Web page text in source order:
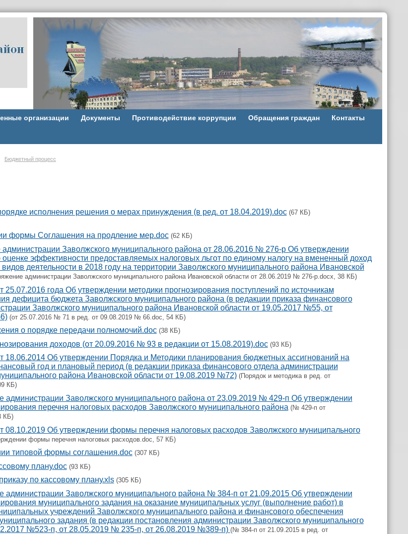
организации Документы Противодействие коррупции Обращения граждан Контакты
Бюджетный процесс
исполнения решения о мерах принуждения (в ред. от 18.04.2019).doc (67 КБ)
формы Соглашения на продление мер.doc (62 КБ)
Заволжского муниципального района от 28.06.2016 № 276-р Об утверждении
оценке эффективности предоставляемых налоговых льгот по единому налогу на вмененный доход
деятельности в 2018 году на территории Заволжского муниципального района Ивановской
администрации Заволжского муниципального района Ивановской области от 28.06.2019 № 276-р.docx, 38 КБ)
25.07.2016 года Об утверждении методики прогнозирования поступлений по источникам
дефицита бюджета Заволжского муниципального района (в редакции приказа финансового
Заволжского муниципального района Ивановской области от 19.05.2017 №55, от
(от 25.07.2016 № 71 в ред. от 09.08.2019 № 66.doc, 54 КБ)
о порядке передачи полномочий.doc (38 КБ)
доходов (от 20.09.2016 № 93 в редакции от 15.08.2019).doc (93 КБ)
18.06.2014 Об утверждении Порядка и Методики планирования бюджетных ассигнований на
год и плановый период (в редакции приказа финансового отдела администрации
района Ивановской области от 19.08.2019 №72) (Порядок и методика в ред. от
КБ)
администрации Заволжского муниципального района от 23.09.2019 № 429-п Об утверждении
перечня налоговых расходов Заволжского муниципального района (№ 429-п от
КБ)
08.10.2019 Об утверждении формы перечня налоговых расходов Заволжского муниципального
формы перечня налоговых расходов.doc, 57 КБ)
типовой формы соглашения.doc (307 КБ)
плану.doc (93 КБ)
по кассовому плану.xls (305 КБ)
администрации Заволжского муниципального района № 384-п от 21.09.2015 Об утверждении
муниципального задания на оказание муниципальных услуг (выполнение работ) в
учреждений Заволжского муниципального района и финансового обеспечения
задания (в редакции постановления администрации Заволжского муниципального
№523-п, от 28.05.2019 № 235-п, от 26.08.2019 №389-п) (№ 384-п от 21.09.2015 в ред. от